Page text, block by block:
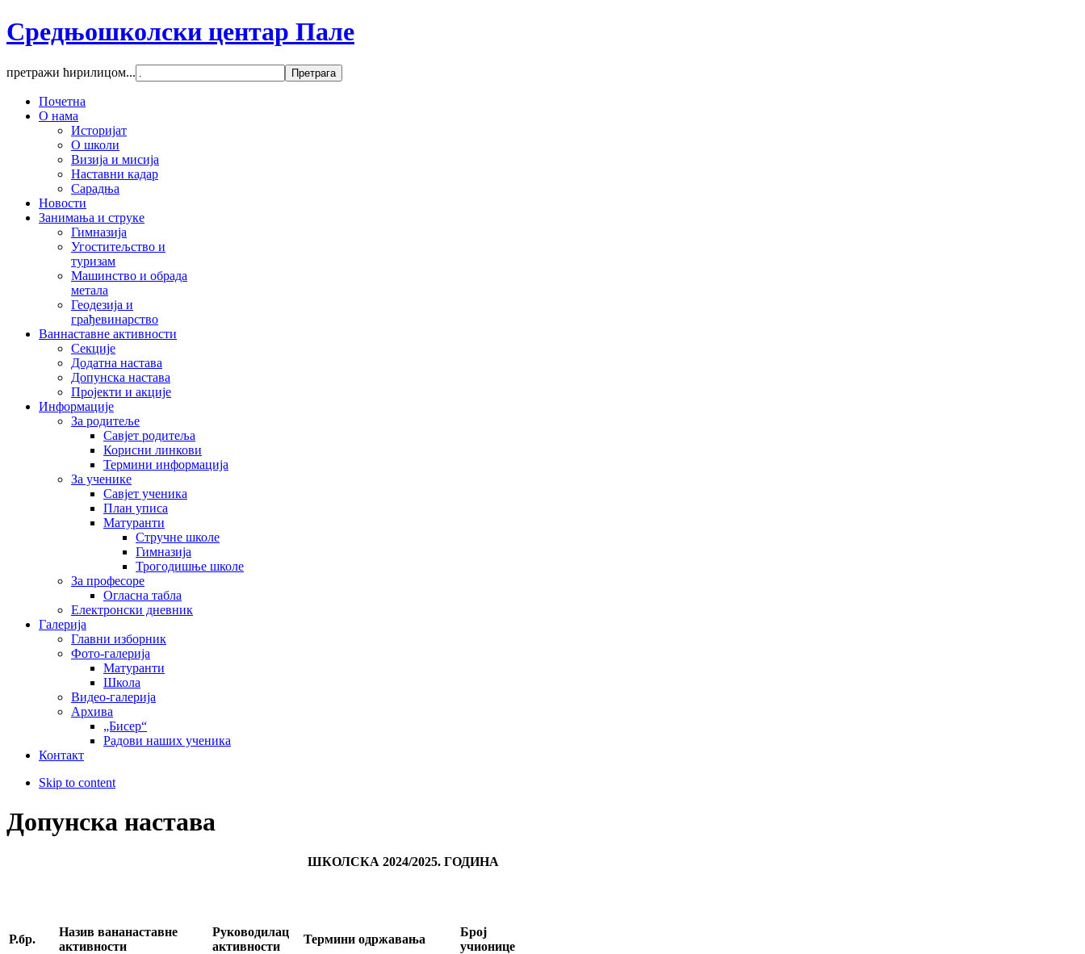
Средњошколски центар Пале
претражи ћирилицом...
Почетна
О нама
Историјат
О школи
Визија и мисија
Наставни кадар
Сарадња
Новости
Занимања и струке
Гимназија
Угоститељство и
туризам
Машинство и обрада
метала
Геодезија и
грађевинарство
Ваннаставне активности
Секције
Додатна настава
Допунска настава
Пројекти и акције
Информације
За родитеље
Савјет родитеља
Корисни линкови
Термини информација
За ученике
Савјет ученика
План уписа
Матуранти
Стручне школе
Гимназија
Трогодишње школе
За професоре
Огласна табла
Електронски дневник
Галерија
Главни изборник
Фото-галерија
Матуранти
Школа
Видео-галерија
Архива
„Бисер“
Радови наших ученика
Контакт
Skip to content
Допунска настава
ШКОЛСКА 2024/2025. ГОДИНА
Р.бр.
Назив вананаставне
активности
Руководилац
активности
Термини одржавања
Број
учионице